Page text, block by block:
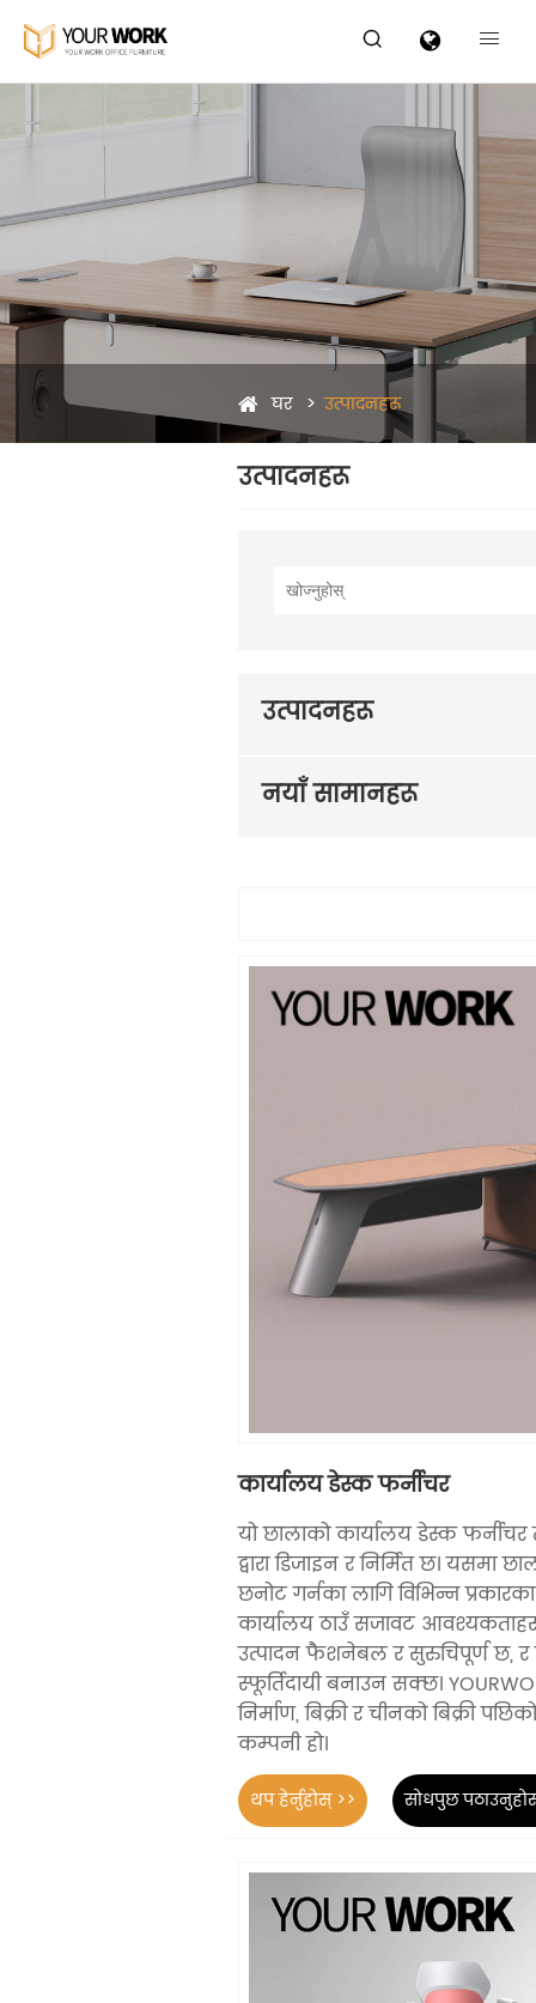
 
घर उत्पादनहरू
उत्पादनहरू
उत्पादनहरू
नयाँ सामानहरू
कार्यालय डेस्क फर्नीचर
यो छालाको कार्यालय डेस्क
द्वारा डिजाइन र निर्मित छ। यसमा
छनोट गर्नका लागि विभिन्न
कार्यालय ठाउँ सजावट
उत्पादन फैशनेबल र सुरुचिपूर्ण छ, र
स्फूर्तिदायी बनाउन सक्छ।
निर्माण, बिक्री र चीनको बिक्री
कम्पनी हो।
थप हेर्नुहोस् >> सोधपुछ